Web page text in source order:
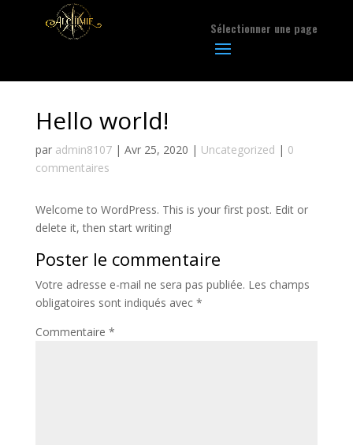
Sélectionner une page
Hello world!
par admin8107| Avr 25, 2020 | Uncategorized | 0
commentaires
Welcome to WordPress. This is your first post. Edit or
delete it, then start writing!
Poster le commentaire
Votre adresse e-mail ne sera pas publiée. Les champs
obligatoires sont indiqués avec *
Commentaire *